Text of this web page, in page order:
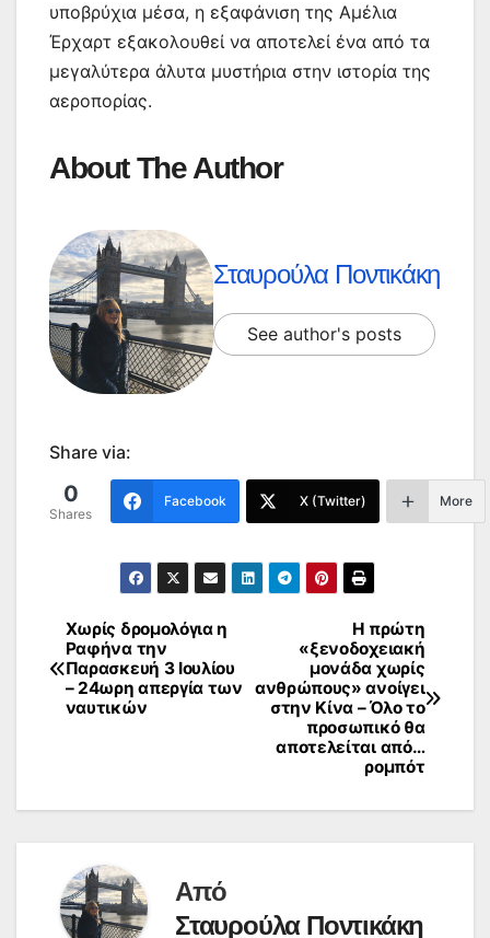
υποβρύχια μέσα, η εξαφάνιση της Αμέλια
Έρχαρτ εξακολουθεί να αποτελεί ένα από τα
μεγαλύτερα άλυτα μυστήρια στην ιστορία της
αεροπορίας.
About The Author
Σταυρούλα Ποντικάκη
See author's posts
Share via:
0
Shares
Facebook X (Twitter) More
Πλοήγηση
άρθρων
Η πρώτη
«ξενοδοχειακή
μονάδα χωρίς
ανθρώπους» ανοίγει
στην Κίνα – Όλο το
προσωπικό θα
αποτελείται από…
ρομπότ
Χωρίς δρομολόγια η
Ραφήνα την
Παρασκευή 3 Ιουλίου
– 24ωρη απεργία των
ναυτικών
Από
Σταυρούλα Ποντικάκη